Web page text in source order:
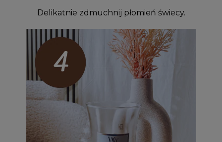
Delikatnie zdmuchnij płomień świecy.